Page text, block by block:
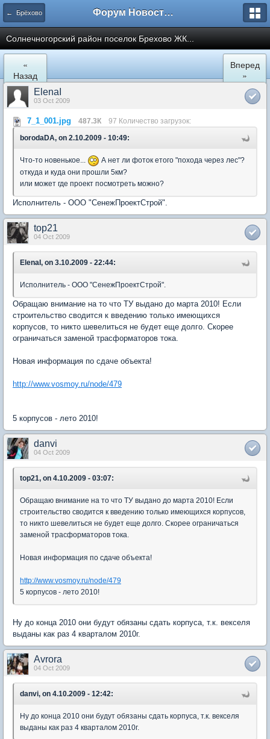
← Брёхово Форум Новостройки
Cолнечногорский район поселок Брехово ЖК...
«
Назад
Вперед
»
ElenaI
03 Oct 2009
7_1_001.jpg 487.3К 97 Количество загрузок:
borodaDA, on 2.10.2009 - 10:49:
Что-то новенькое...
А нет ли фоток етого "похода через лес"?
откуда и куда они прошли 5км?
или может где проект посмотреть можно?
Исполнитель - ООО "СенежПроектСтрой".
top21
04 Oct 2009
ElenaI, on 3.10.2009 - 22:44:
Исполнитель - ООО "СенежПроектСтрой".
Обращаю внимание на то что ТУ выдано до марта 2010! Если
строительство сводится к введению только имеющихся
корпусов, то никто шевелиться не будет еще долго. Скорее
ограничаться заменой трасформаторов тока.
Новая информация по сдаче объекта!
http://www.vosmoy.ru/node/479
5 корпусов - лето 2010!
danvi
04 Oct 2009
top21, on 4.10.2009 - 03:07:
Обращаю внимание на то что ТУ выдано до марта 2010! Если
строительство сводится к введению только имеющихся корпусов,
то никто шевелиться не будет еще долго. Скорее ограничаться
заменой трасформаторов тока.
Новая информация по сдаче объекта!
http://www.vosmoy.ru/node/479
5 корпусов - лето 2010!
Ну до конца 2010 они будут обязаны сдать корпуса, т.к. векселя
выданы как раз 4 кварталом 2010г.
Avrora
04 Oct 2009
danvi, on 4.10.2009 - 12:42:
Ну до конца 2010 они будут обязаны сдать корпуса, т.к. векселя
выданы как раз 4 кварталом 2010г.